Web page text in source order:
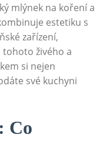
mlýnek na koření a
estetiku ⁢s
zařízení,
živého‍ a
‍si nejen
své kuchyni
Co